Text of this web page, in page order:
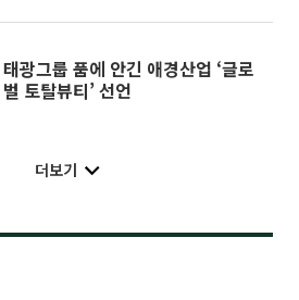
태광그룹 품에 안긴 애경산업 ‘글로
벌 토탈뷰티’ 선언
더보기